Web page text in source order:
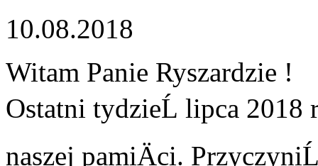
10.08.2018
Witam Panie Ryszardzie !
Ostatni tydzieĹ lipca 2018
naszej pamiÄci.